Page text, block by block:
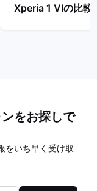
Xperia 1 VIの比較
をお探しで
をいち早く受け取